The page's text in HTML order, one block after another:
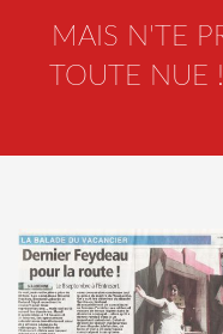
MAIS N'TE
TOUTE NUE